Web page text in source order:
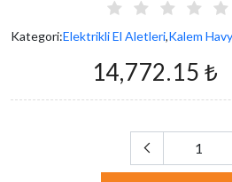
Kategori:Elektrikli El Aletleri,Kalem
14,772.15 ₺